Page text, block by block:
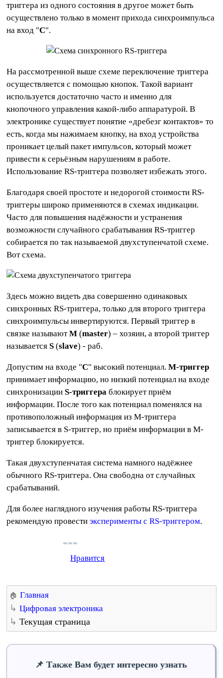
триггера из одного состояния в другое может быть
осуществлено только в момент прихода синхроимпульса
на вход "C".
На рассмотренной выше схеме переключение триггера
осуществляется с помощью кнопок. Такой вариант
используется достаточно часто и именно для
кнопочного управления какой-либо аппаратурой. В
электронике существует понятие «дребезг контактов» то
есть, когда мы нажимаем кнопку, на вход устройства
проникает целый пакет импульсов, который может
привести к серьёзным нарушениям в работе.
Использование RS-триггера позволяет избежать этого.
Благодаря своей простоте и недорогой стоимости RS-
триггеры широко применяются в схемах индикации.
Часто для повышения надёжности и устранения
возможности случайного срабатывания RS-триггер
собирается по так называемой двухступенчатой схеме.
Вот схема.
Здесь можно видеть два совершенно одинаковых
синхронных RS-триггера, только для второго триггера
синхроимпульсы инвертируются. Первый триггер в
связке называютM (master) – хозяин, а второй триггер
называетсяS (slave) - раб.
Допустим на входе "С" высокий потенциал.М-триггер
принимает информацию, но низкий потенциал на входе
синхронизацииS-триггера блокирует приём
информации. После того как потенциал поменялся на
противоположный информация из M-триггера
записывается в S-триггер, но приём информации в M-
триггер блокируется.
Такая двухступенчатая система намного надёжнее
обычного RS-триггера. Она свободна от случайных
срабатываний.
Для более наглядного изучения работы RS-триггера
рекомендую провестиэксперименты с RS-триггером.
Нравится
Главная
Цифровая электроника
Текущая страница
Также Вам будет интересно узнать